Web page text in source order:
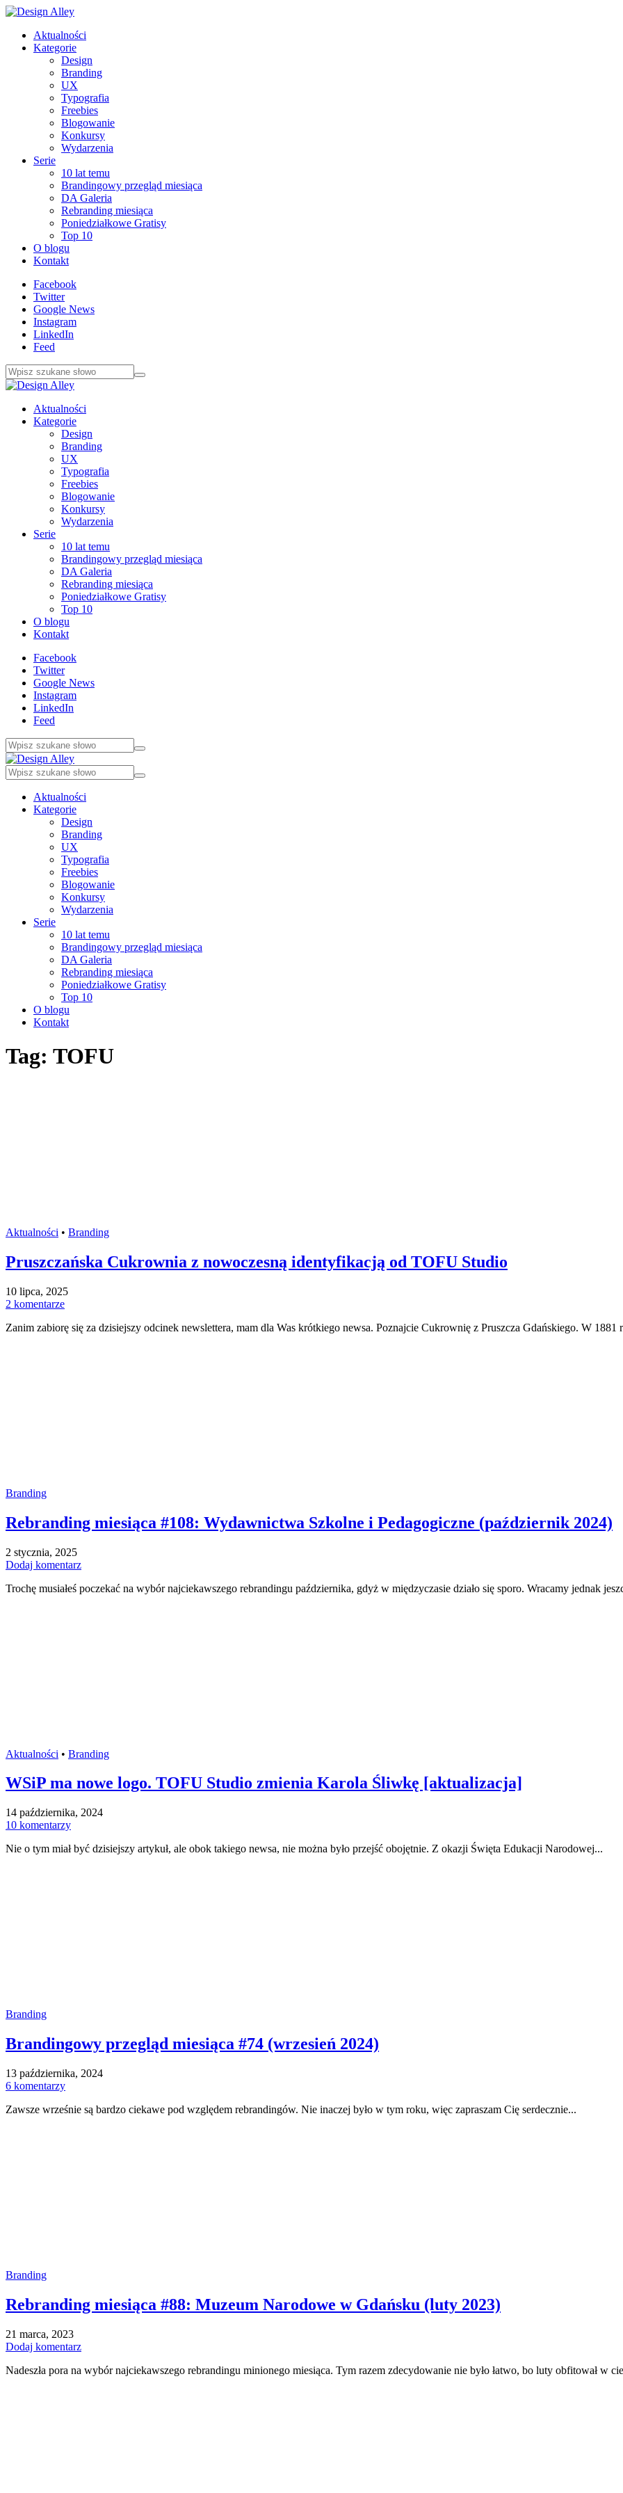
Aktualności
Kategorie
Design
Branding
UX
Typografia
Freebies
Blogowanie
Konkursy
Wydarzenia
Serie
10 lat temu
Brandingowy przegląd miesiąca
DA Galeria
Rebranding miesiąca
Poniedziałkowe Gratisy
Top 10
O blogu
Kontakt
Facebook
Twitter
Google News
Instagram
LinkedIn
Feed
Aktualności
Kategorie
Design
Branding
UX
Typografia
Freebies
Blogowanie
Konkursy
Wydarzenia
Serie
10 lat temu
Brandingowy przegląd miesiąca
DA Galeria
Rebranding miesiąca
Poniedziałkowe Gratisy
Top 10
O blogu
Kontakt
Facebook
Twitter
Google News
Instagram
LinkedIn
Feed
Aktualności
Kategorie
Design
Branding
UX
Typografia
Freebies
Blogowanie
Konkursy
Wydarzenia
Serie
10 lat temu
Brandingowy przegląd miesiąca
DA Galeria
Rebranding miesiąca
Poniedziałkowe Gratisy
Top 10
O blogu
Kontakt
Tag: TOFU
Aktualności • Branding
Pruszczańska Cukrownia z nowoczesną identyfikacją od TOFU Studio
10 lipca, 2025
2 komentarze
Zanim zabiorę się za dzisiejszy odcinek newslettera, mam dla Was krótkiego newsa. Poznajcie Cukrownię z Pruszcza Gdańskiego. W 1881
Branding
Rebranding miesiąca #108: Wydawnictwa Szkolne i Pedagogiczne (październik 2024)
2 stycznia, 2025
Dodaj komentarz
Trochę musiałeś poczekać na wybór najciekawszego rebrandingu października, gdyż w międzyczasie działo się sporo. Wracamy jednak
Aktualności • Branding
WSiP ma nowe logo. TOFU Studio zmienia Karola Śliwkę [aktualizacja]
14 października, 2024
10 komentarzy
Nie o tym miał być dzisiejszy artykuł, ale obok takiego newsa, nie można było przejść obojętnie. Z okazji Święta Edukacji Narodowej...
Branding
Brandingowy przegląd miesiąca #74 (wrzesień 2024)
13 października, 2024
6 komentarzy
Zawsze wrześnie są bardzo ciekawe pod względem rebrandingów. Nie inaczej było w tym roku, więc zapraszam Cię serdecznie...
Branding
Rebranding miesiąca #88: Muzeum Narodowe w Gdańsku (luty 2023)
21 marca, 2023
Dodaj komentarz
Nadeszła pora na wybór najciekawszego rebrandingu minionego miesiąca. Tym razem zdecydowanie nie było łatwo, bo luty obfitował w